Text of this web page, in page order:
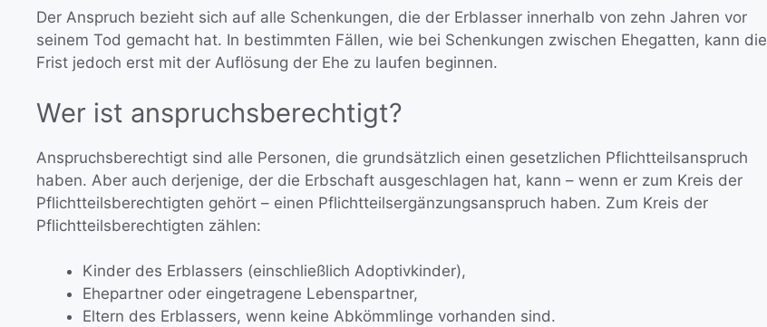
Der Anspruch bezieht sich auf alle Schenkungen, die der Erblasser innerhalb von zehn Jahren vor
seinem Tod gemacht hat. In bestimmten Fällen, wie bei Schenkungen zwischen Ehegatten, kann die
Frist jedoch erst mit der Auflösung der Ehe zu laufen beginnen.
Wer ist anspruchsberechtigt?
Anspruchsberechtigt sind alle Personen, die grundsätzlich einen gesetzlichen Pflichtteilsanspruch
haben. Aber auch derjenige, der die Erbschaft ausgeschlagen hat, kann – wenn er zum Kreis der
Pflichtteilsberechtigten gehört – einen Pflichtteilsergänzungsanspruch haben. Zum Kreis der
Pflichtteilsberechtigten zählen:
Kinder des Erblassers (einschließlich Adoptivkinder),
Ehepartner oder eingetragene Lebenspartner,
Eltern des Erblassers, wenn keine Abkömmlinge vorhanden sind.